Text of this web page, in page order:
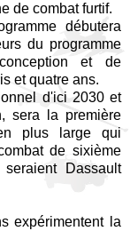
de combat furtif.
débutera
du programme
et de
et quatre ans.
d'ici 2030 et
sera la première
plus large qui
de sixième
Dassault
expérimentent la